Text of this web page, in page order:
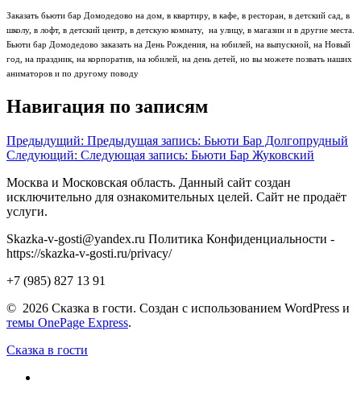
Заказать бьюти бар Домодедово на дом, в квартиру, в кафе, в ресторан, в детский сад, в
школу, в лофт, в детский центр, в детскую комнату, на улицу, в магазин и в другие места.
Бьюти бар Домодедово заказать на День Рождения, на юбилей, на выпускной, на Новый
год, на праздник, на корпоратив, на юбилей, на день детей, но вы можете позвать наших
аниматоров и по другому поводу
Навигация по записям
Предыдущий: Предыдущая запись: Бьюти Бар Долгопрудный
Следующий: Следующая запись: Бьюти Бар Жуковский
Москва и Московская область. Данный сайт создан
исключительно для ознакомительных целей. Сайт не продаёт
услуги.
Skazka-v-gosti@yandex.ru Политика Конфиденциальности -
https://skazka-v-gosti.ru/privacy/
+7 (985) 827 13 91
© 2026 Сказка в гости. Создан с использованием WordPress и
темы OnePage Express.
Сказка в гости